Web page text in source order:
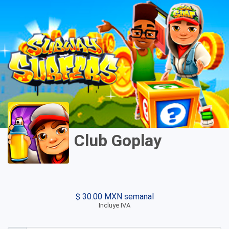
Club Goplay
$ 30.00 MXN semanal
Incluye IVA